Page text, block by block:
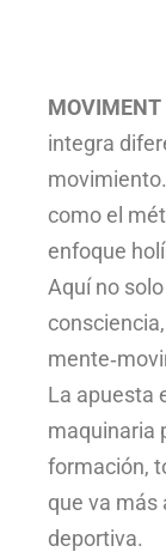
MOVIMENT
integra
como el
enfoque
Aquí no
La apuesta
maquinaria
formación,
que va más
deportiva.